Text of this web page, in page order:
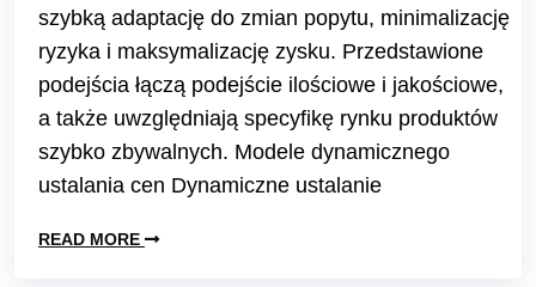
szybką adaptację do zmian popytu, minimalizację
ryzyka i maksymalizację zysku. Przedstawione
podejścia łączą podejście ilościowe i jakościowe,
a także uwzględniają specyfikę rynku produktów
szybko zbywalnych. Modele dynamicznego
ustalania cen Dynamiczne ustalanie
READ MORE